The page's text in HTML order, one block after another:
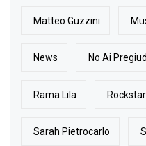
Matteo Guzzini
News No Ai
Rama Lila
Sarah Pietrocarlo